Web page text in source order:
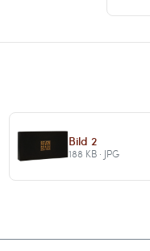
Bild 2
188 KB · JPG